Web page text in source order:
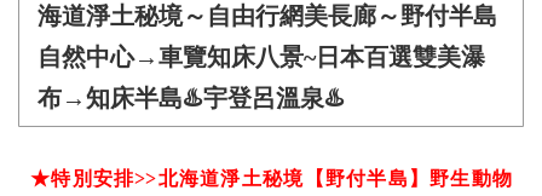
海道淨土秘境～自由行網美長廊～野付半島
自然中心→車覽知床八景~日本百選雙美瀑
布→知床半島♨️宇登呂溫泉♨️
★特別安排>>北海道淨土秘境【野付半島】野生動物